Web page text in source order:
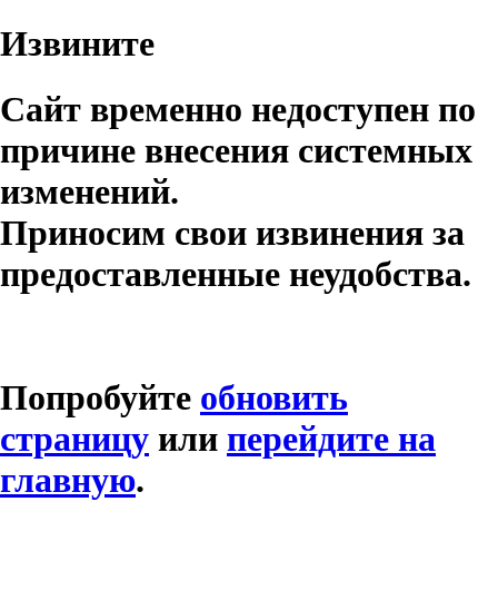
Извините
Сайт временно недоступен по
причине внесения системных
изменений.
Приносим свои извинения за
предоставленные неудобства.
Попробуйте обновить
страницу или перейдите на
главную.